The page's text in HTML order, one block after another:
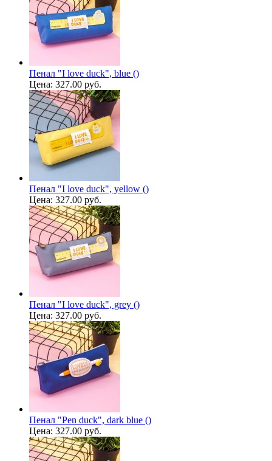
Пенал "I love duck", blue ()
Цена: 327.00 руб.
Пенал "I love duck", yellow ()
Цена: 327.00 руб.
Пенал "I love duck", grey ()
Цена: 327.00 руб.
Пенал "Pen duck", dark blue ()
Цена: 327.00 руб.